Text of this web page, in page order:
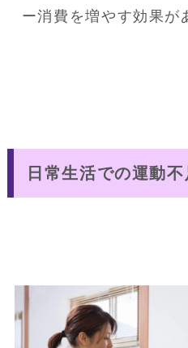
ー消費を増やす効果が
日常生活での運動